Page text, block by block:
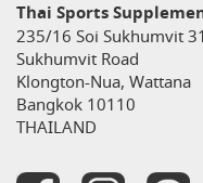
Thai Sports
235/16 Soi Sukhumvit
Sukhumvit Road
Klongton-Nua, Wattana
Bangkok 10110
THAILAND